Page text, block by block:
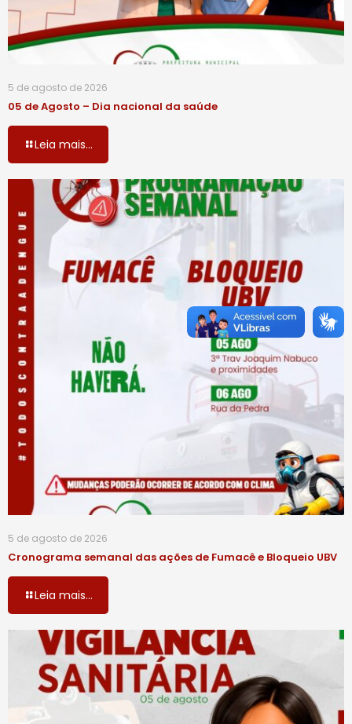
5 de agosto de 2026
05 de Agosto – Dia nacional da saúde
Leia mais...
5 de agosto de 2026
Cronograma semanal das ações de Fumacê e Bloqueio UBV
Leia mais...